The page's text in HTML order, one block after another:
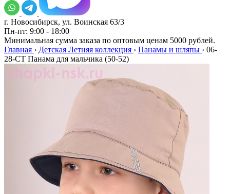
г. Новосибирск, ул. Воинская 63/3
Пн-пт: 9:00 - 18:00
Минимальная сумма заказа по оптовым ценам 5000 рублей.
Главная › Детская Летняя коллекция › Панамы и шляпы › 06-
28-CT Панама для мальчика (50-52)